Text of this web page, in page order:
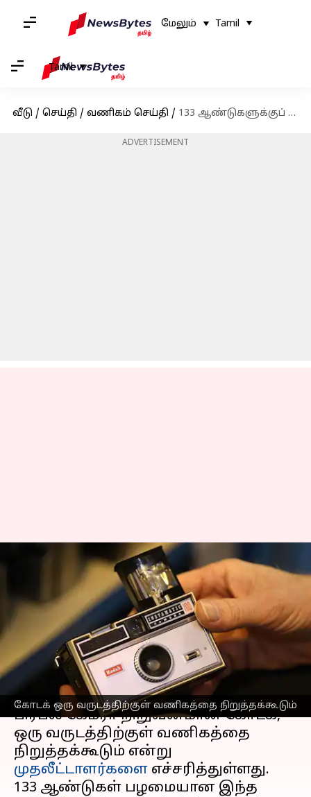
மேலும் Tamil
Tamil
வீடு / செய்தி / வணிகம் செய்தி / 133 ஆண்டுகளுக்குப் பிறகு, ஓய்வு பெறவிருக்கும் பிரபல கேமரா நிறுவனம்?
ADVERTISEMENT
கோடக் ஒரு வருடத்திற்குள் வணிகத்தை நிறுத்தக்கூடும்
133 ஆண்டுகளுக்குப்
பிறகு, ஓய்வு
பெறவிருக்கும் பிரபல
கேமரா நிறுவனம்?
எழுதியவர் Venkatalakshmi V Aug 13, 2025 02:42 pm
செய்தி முன்னோட்டம்
பிரபல கேமரா நிறுவனமான கோடக்,
ஒரு வருடத்திற்குள் வணிகத்தை
நிறுத்தக்கூடும் என்று
முதலீட்டாளர்களை எச்சரித்துள்ளது.
133 ஆண்டுகள் பழமையான இந்த